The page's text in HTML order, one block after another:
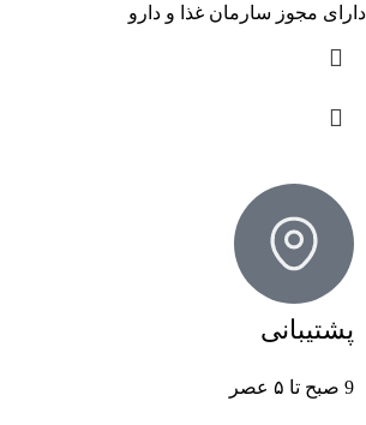
دارای مجوز سارمان غذا و دارو
پشتیبانی
9 صبح تا ۵ عصر